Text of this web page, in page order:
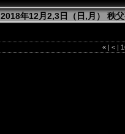
2018年12月2,3日（日,月） 秩
« | < |